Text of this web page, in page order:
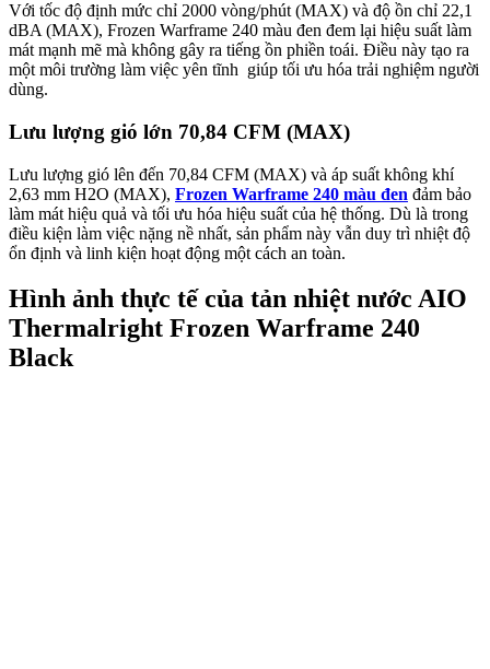
Với tốc độ định mức chỉ 2000 vòng/phút (MAX) và độ ồn chỉ 22,1
dBA (MAX), Frozen Warframe 240 màu đen đem lại hiệu suất làm
mát mạnh mẽ mà không gây ra tiếng ồn phiền toái. Điều này tạo ra
một môi trường làm việc yên tĩnh giúp tối ưu hóa trải nghiệm người
dùng.
Lưu lượng gió lớn 70,84 CFM (MAX)
Lưu lượng gió lên đến 70,84 CFM (MAX) và áp suất không khí
2,63 mm H2O (MAX), Frozen Warframe 240 màu đen đảm bảo
làm mát hiệu quả và tối ưu hóa hiệu suất của hệ thống. Dù là trong
điều kiện làm việc nặng nề nhất, sản phẩm này vẫn duy trì nhiệt độ
ổn định và linh kiện hoạt động một cách an toàn.
Hình ảnh thực tế của tản nhiệt nước AIO
Thermalright Frozen Warframe 240
Black